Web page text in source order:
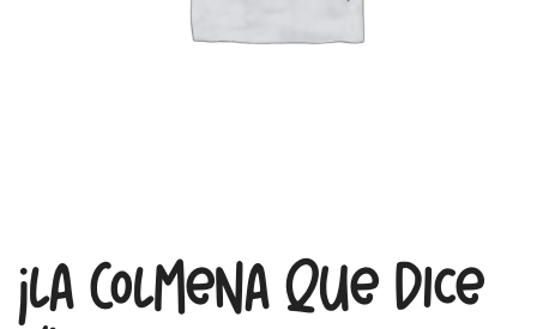
¡La Colmena Que Dice